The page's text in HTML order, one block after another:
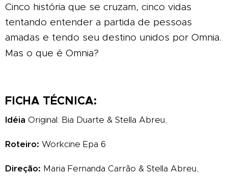
Cinco história que se cruzam, cinco vidas
tentando entender a partida de pessoas
amadas e tendo seu destino unidos por Omnia.
Mas o que é Omnia?
FICHA TÉCNICA:
Idéia Original: Bia Duarte & Stella Abreu,
Roteiro: Workcine Epa 6
Direção: Maria Fernanda Carrão & Stella Abreu,